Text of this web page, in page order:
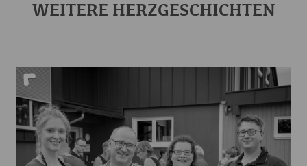
WEITERE HERZ­GESCHICHTEN